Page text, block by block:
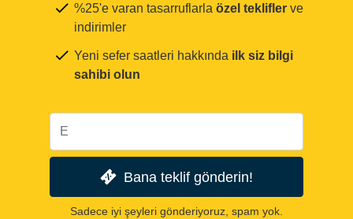
%25'e varan tasarruflarla özel teklifler ve
indirimler
Yeni sefer saatleri hakkında ilk siz bilgi
sahibi olun
Bana teklif gönderin!
Sadece iyi şeyleri gönderiyoruz, spam yok.